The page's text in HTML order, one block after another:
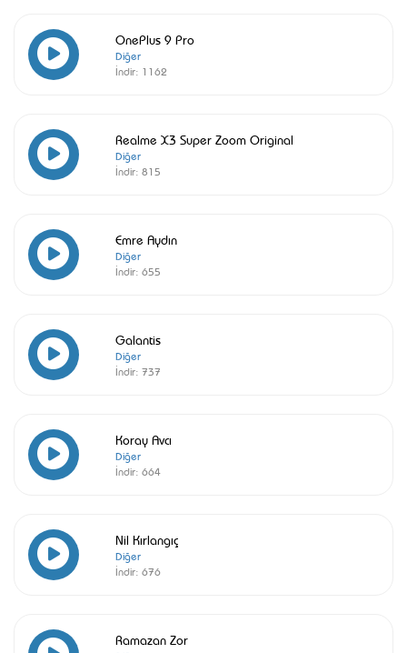
OnePlus 9 Pro
Diğer
İndir: 1162
Realme X3 Super Zoom Original
Diğer
İndir: 815
Emre Aydın
Diğer
İndir: 655
Galantis
Diğer
İndir: 737
Koray Avcı
Diğer
İndir: 664
Nil Kırlangıç
Diğer
İndir: 676
Ramazan Zor